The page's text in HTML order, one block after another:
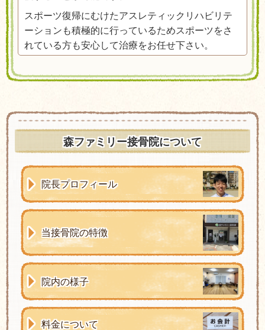
スポーツ復帰にむけたアスレティックリハビリテ
ーションも積極的に行っているためスポーツをさ
れている方も安心して治療をお任せ下さい。
森ファミリー接骨院について
院長プロフィール
当接骨院の特徴
院内の様子
料金について